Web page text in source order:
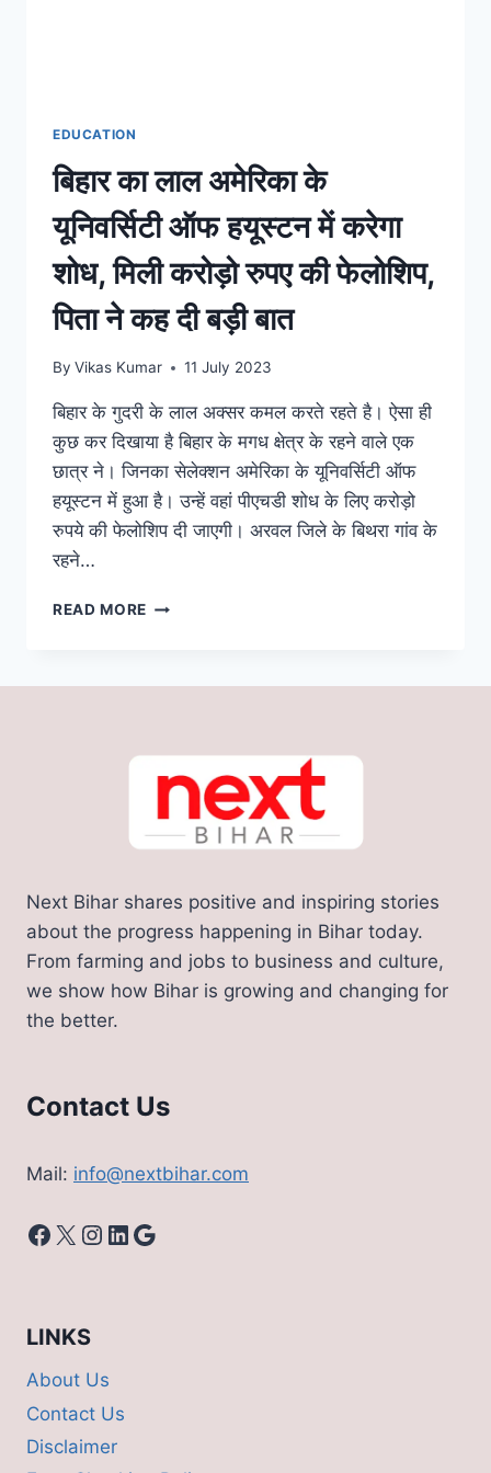
EDUCATION
बिहार का लाल अमेरिका के
यूनिवर्सिटी ऑफ हयूस्टन में करेगा
शोध, मिली करोड़ो रुपए की फेलोशिप,
पिता ने कह दी बड़ी बात
By Vikas Kumar 11 July 2023
बिहार के गुदरी के लाल अक्सर कमल करते रहते है। ऐसा ही
कुछ कर दिखाया है बिहार के मगध क्षेत्र के रहने वाले एक
छात्र ने। जिनका सेलेक्शन अमेरिका के यूनिवर्सिटी ऑफ
हयूस्टन में हुआ है। उन्हें वहां पीएचडी शोध के लिए करोड़ो
रुपये की फेलोशिप दी जाएगी। अरवल जिले के बिथरा गांव के
रहने…
READ MORE बिहार
शोध,
रुपए
की
फेलोशिप,
पिता
ने
Next Bihar shares positive and inspiring stories
about the progress happening in Bihar today.
From farming and jobs to business and culture,
we show how Bihar is growing and changing for
the better.
Contact Us
Mail: info@nextbihar.com
Facebook
X Instagram
LinkedIn
Google
LINKS
About Us
Contact Us
Disclaimer